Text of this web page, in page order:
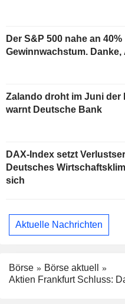
Der S&P 500 nahe an 40%
Gewinnwachstum. Danke,
Zalando droht im Juni der
warnt Deutsche Bank
DAX-Index setzt
Deutsches
sich
Aktuelle Nachrichten
Börse
Börse aktuell
Aktien Frankfurt Schluss: